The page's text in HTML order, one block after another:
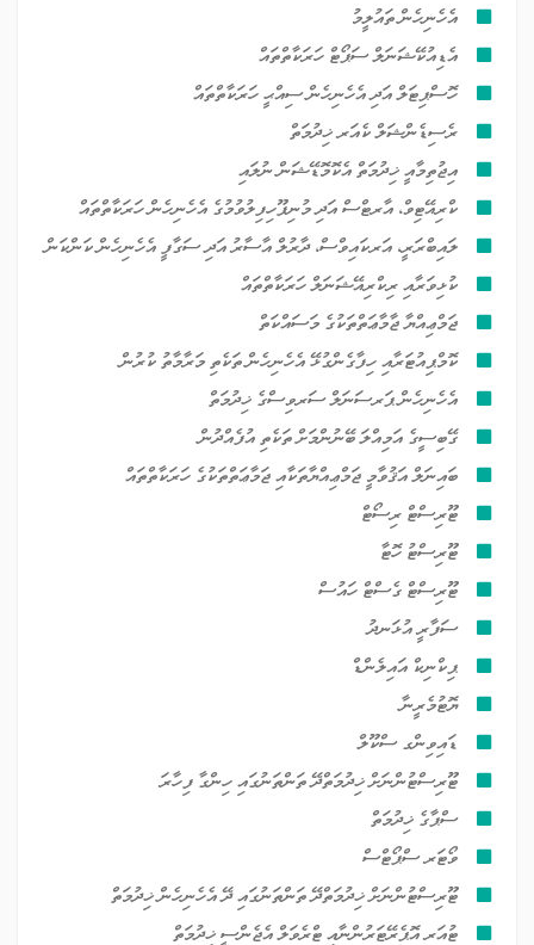
އެހެނިހެން ތައުލީމު
އެޑިއުކޭޝަނަލް ސަޕޯޓް ހަރަކާތްތައް
ހޮސްޕިޓަލް އަދި އެހެނިހެން ސިއްޙީ ހަރަކާތްތައް
ރެސިޑެންޝަލް ކެއަރ ޚިދުމަތް
އިޖުތިމާއީ ޚިދުމަތް އެކޮމޮޑޭޝަން ނުލައި
ކްރިއޭޓިވް، އާރޓްސް އަދި މުނިފޫހިފިލުވުމުގެ އެހެނިހެން ހަރަކާތްތައް
ލައިބްރަރީ، އަރކައިވްސް، ދާރުލް އާސާރު އަދި ސަގާފީ އެހެނިހެން ކަންކަން
ކުޅިވަރާއި ރިކްރިއޭޝަނަލް ހަރަކާތްތައް
ޖަމްޢިއްޔާ ޖާމާޢަތްތަކުގެ މަސައްކަތް
ކޮމްޕިއުޓަރާއި ހިފާގެންގުޅޭ އެހެނިހެން ތަކެތި މަރާމާތު ކުރުން
އެހެނިހެން ޕަރސަނަލް ސަރވިސްގެ ޚިދުމަތް
ގޭބިސީގެ އަމިއްލަ ބޭނުންމަށް ތަކެތި އުފެއްދުން
ބައިނަލް އަޤުވާމީ ޖަމްޢިއްޔާތަކާއި ޖަމާޢަތްތަކުގެ ހަރަކާތްތައް
ޓޫރިސްޓް ރިސޯޓް
ޓޫރިސްޓު ހޮޓާ
ޓޫރިސްޓް ގެސްޓް ހައުސް
ސަފާރީ އުޅަނދު
ޕިކްނިކް އައިލެންޑް
ޔޮޓުމެރީނާ
ޑައިވިންގ ސްކޫލް
ޓޫރިސްޓުންނަށް ޚިދުމަތްދޭ ތަންތަނުގައި ހިންގާ ފިހާރަ
ސްޕާގެ ޚިދުމަތް
ވޯޓަރ ސްޕޯޓްސް
ޓޫރިސްޓުންނަށް ޚިދުމަތްދޭ ތަންތަނުގައި ދޭ އެހެނިހެން ޚިދުމަތް
ޓުއަރ އޮޕެރޭޓަރުންނާއި ޓްރެވަލް އެޖެންސީ ޚިދުމަތް